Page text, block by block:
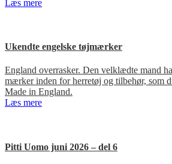
Læs mere
Ukendte engelske tøjmærker
England overrasker. Den velklædte mand
mærker inden for herretøj og tilbehør, som
Made in England.
Læs mere
Pitti Uomo juni 2026 – del 6